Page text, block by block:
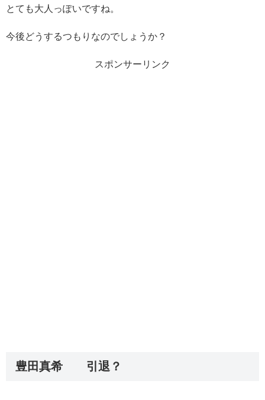
とても大人っぽいですね。
今後どうするつもりなのでしょうか？
スポンサーリンク
豊田真希 引退？